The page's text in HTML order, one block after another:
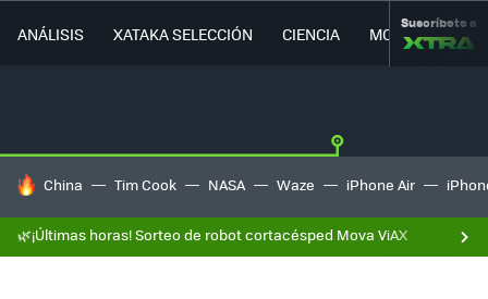
ANÁLISIS XATAKA SELECCIÓN CIENCIA MOVILIDAD
Suscríbete a
HOY SE HABLA DE
China Tim Cook NASA Waze iPhone Air
🌿¡Últimas horas! Sorteo de robot cortacésped Mova ViAX